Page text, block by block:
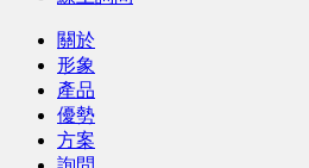
關於
形象
產品
優勢
方案